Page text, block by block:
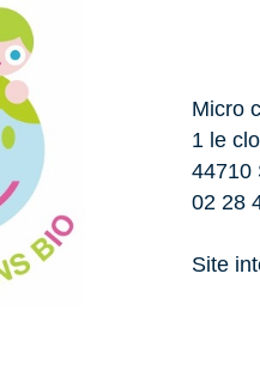
Micro
1 le
44710
02 28
Site